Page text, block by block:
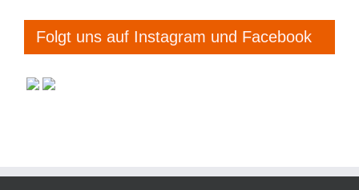
Folgt uns auf Instagram und Facebook